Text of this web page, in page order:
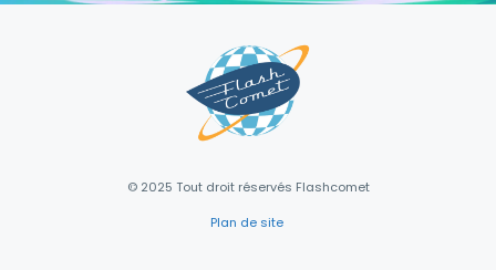
© 2025 Tout droit réservés Flashcomet
Plan de site